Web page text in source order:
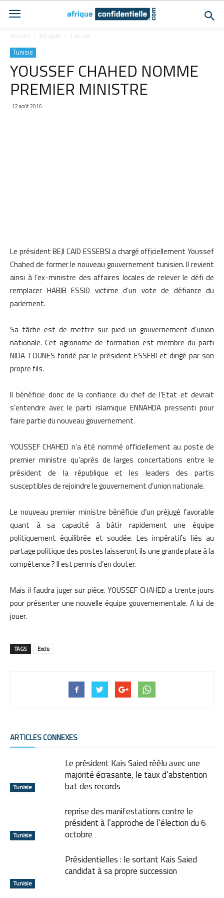
Accueil Afrique Tunisie
Tunisie
YOUSSEF CHAHED NOMME
PREMIER MINISTRE
12 août 2016
Le président BEJI CAID ESSEBSI a chargé officiellement Youssef
Chahed de former le nouveau gouvernement tunisien. Il revient
ainsi à l’ex-ministre des affaires locales de relever le défi de
remplacer HABIB ESSID victime d’un vote de défiance du
parlement.
Sa tâche est de mettre sur pied un gouvernement d’union
nationale. Cet agronome de formation est membre du parti
NIDA TOUNES fondé par le président ESSEBI et dirigé par son
propre fils.
Il bénéficie donc de la confiance du chef de l’Etat et devrait
s’entendre avec le parti islamique ENNAHDA pressenti pour
faire partie du nouveau gouvernement.
YOUSSEF CHAHED n’a été nommé officiellement au poste de
premier ministre qu’après de larges concertations entre le
président de la république et les leaders des partis
susceptibles de rejoindre le gouvernement d’union nationale.
Le nouveau premier ministre bénéficie d’un préjugé favorable
quant à sa capacité à bâtir rapidement une équipe
politiquement équilibrée et soudée. Les impératifs liés au
partage politique des postes laisseront ils une grande place à la
compétence ? Il est permis d’en douter.
Mais il faudra juger sur pièce. YOUSSEF CHAHED a trente jours
pour présenter une nouvelle équipe gouvernementale. A lui de
jouer.
TAGS Exclu
ARTICLES CONNEXES
Tunisie
Le président Kais Saied réélu avec une
majorité écrasante, le taux d’abstention
bat des records
Tunisie
reprise des manifestations contre le
président à l’approche de l’élection du 6
octobre
Tunisie
Présidentielles : le sortant Kais Saied
candidat à sa propre succession